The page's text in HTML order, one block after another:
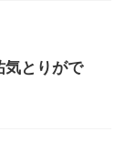
気とりがで